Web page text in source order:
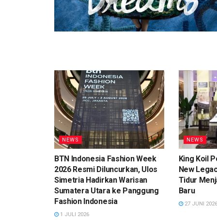
NEWS
BTN Indonesia Fashion Week
2026 Resmi Diluncurkan, Ulos
Simetria Hadirkan Warisan
Sumatera Utara ke Panggung
Fashion Indonesia
1 JULI 2026
NEWS
King Koil
New
Tidur
Baru
27 JUNI 2026